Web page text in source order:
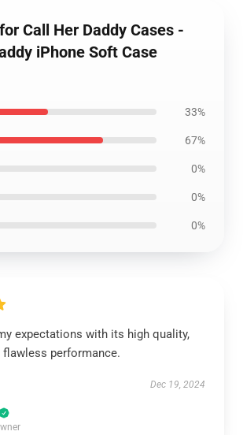
Call Her Daddy Cases -
iPhone Soft Case
33%
67%
0%
0%
0%
expectations with its high quality,
flawless performance.
Dec 19, 2024